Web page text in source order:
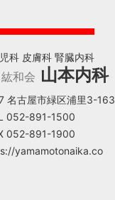
科 皮膚科 腎臓内科
和会 山本内科
名古屋市緑区浦里3-163
052-891-1500
052-891-1900
yamamotonaika.co